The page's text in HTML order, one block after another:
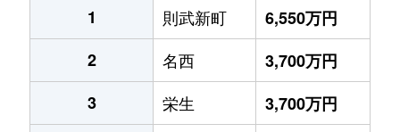
1
則武新町
6,550万円
2
名西
3,700万円
3
栄生
3,700万円